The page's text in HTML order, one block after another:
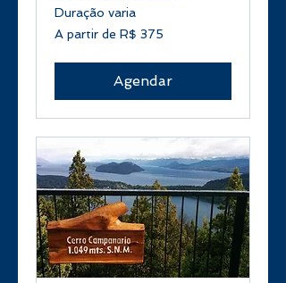
Duração varia
A
partir
A partir de R$ 375
Agendar